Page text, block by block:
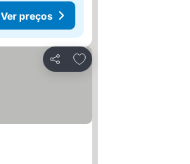
Ver preços
Partilhar
Adicionar aos favoritos